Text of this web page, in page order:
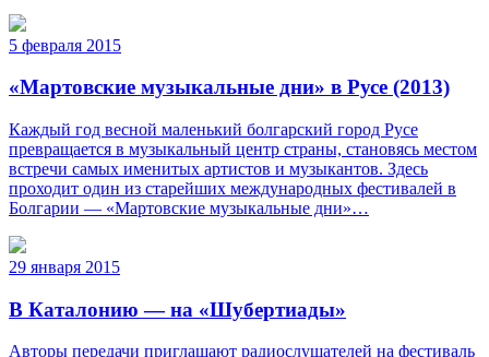
5 февраля 2015
«Мартовские музыкальные дни» в Русе (2013)
Каждый год весной маленький болгарский город Русе
превращается в музыкальный центр страны, становясь местом
встречи самых именитых артистов и музыкантов. Здесь
проходит один из старейших международных фестивалей в
Болгарии — «Мартовские музыкальные дни»…
29 января 2015
В Каталонию — на «Шубертиады»
Авторы передачи приглашают радиослушателей на фестиваль